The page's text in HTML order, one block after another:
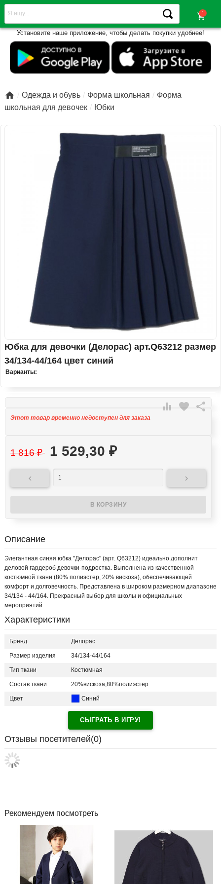
shopping_cart
Установите наше приложение, чтобы делать покупки удобнее!
 Одежда и обувь Форма школьная
Форма
школьная для девочек
Юбки
Юбка для девочки (Делорас) арт.Q63212 размер
34/134-44/164 цвет синий
Варианты:
 favorite 
Этот товар временно недоступен для заказа
1 816₽ 1 529,30 ₽
 
Описание
Элегантная синяя юбка "Делорас" (арт. Q63212) идеально дополнит
деловой гардероб девочки-подростка. Выполнена из качественной
костюмной ткани (80% полиэстер, 20% вискоза), обеспечивающей
комфорт и долговечность. Представлена в широком размерном диапазоне
34/134 - 44/164. Прекрасный выбор для школы и официальных
мероприятий.
Характеристики
Бренд Делорас
Размер изделия 34/134-44/164
Тип ткани Костюмная
Состав ткани 20%вискоза,80%полиэстер
Цвет Синий
СЫГРАТЬ В ИГРУ!
Отзывы посетителей(0)
Рекомендуем посмотреть